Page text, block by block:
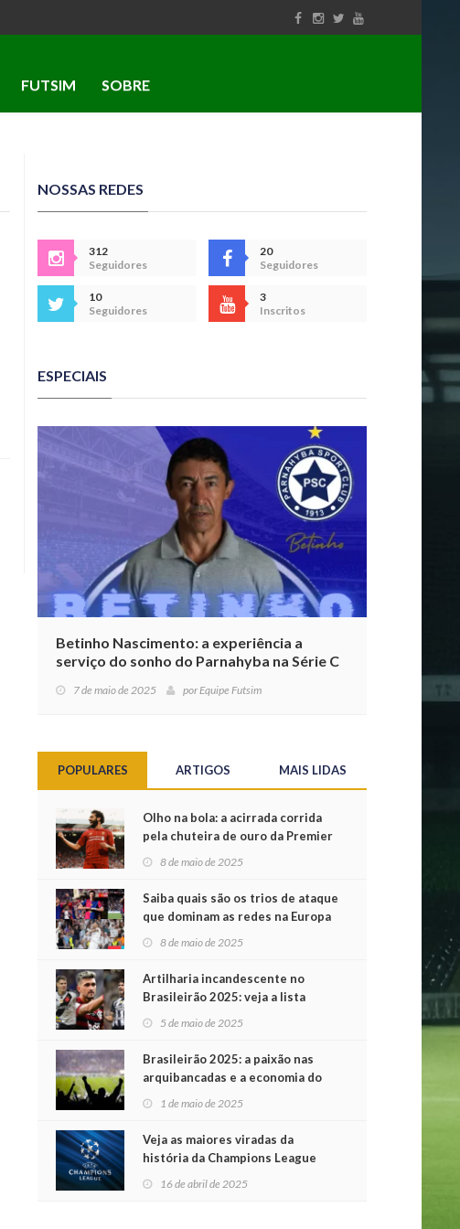
FUTSIM SOBRE
NOSSAS REDES
312
Seguidores
20
Seguidores
10
Seguidores
3
Inscritos
ESPECIAIS
Betinho Nascimento: a experiência a
serviço do sonho do Parnahyba na Série C
7 de maio de 2025 porEquipe Futsim
POPULARES ARTIGOS MAIS LIDAS
Olho na bola: a acirrada corrida
pela chuteira de ouro da Premier
League
8 de maio de 2025
Saiba quais são os trios de ataque
que dominam as redes na Europa
8 de maio de 2025
Artilharia incandescente no
Brasileirão 2025: veja a lista
atualizada
5 de maio de 2025
Brasileirão 2025: a paixão nas
arquibancadas e a economia do
futebol na primeira rodada
1 de maio de 2025
Veja as maiores viradas da
história da Champions League
16 de abril de 2025